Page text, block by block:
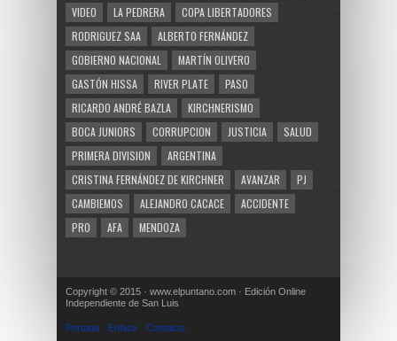
VIDEO
LA PEDRERA
COPA LIBERTADORES
RODRIGUEZ SAA
ALBERTO FERNÁNDEZ
GOBIERNO NACIONAL
MARTÍN OLIVERO
GASTÓN HISSA
RIVER PLATE
PASO
RICARDO ANDRÉ BAZLA
KIRCHNERISMO
BOCA JUNIORS
CORRUPCION JUSTICIA
SALUD
PRIMERA DIVISION
ARGENTINA
CRISTINA FERNÁNDEZ DE KIRCHNER
AVANZAR
PJ
CAMBIEMOS
ALEJANDRO CACACE
ACCIDENTE
PRO
AFA MENDOZA
Copyright © 2015 · www.elpuntano.com · Edición Online
Independiente de San Luis
Portada Enlace Contacto